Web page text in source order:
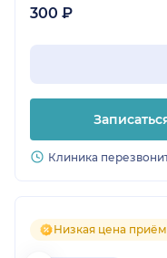
300 ₽
Клиника
Низкая цена